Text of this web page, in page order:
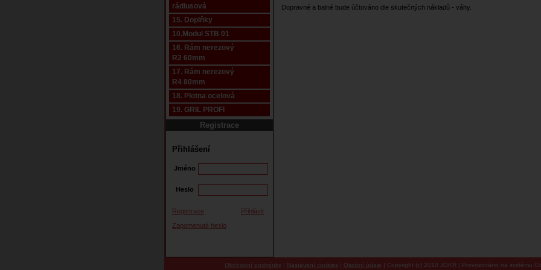
rádiusová
15. Doplňky
10.Modul STB 01
16. Rám nerezový
R2 60mm
17. Rám nerezový
R4 80mm
18. Plotna ocelová
19. GRIL PROFI
Registrace
Přihlášení
Jméno
Heslo
Registrace
Přihlásit
Zapomenuté heslo
Dopravné a balné bude účtováno dle skutečných nákladů - váhy.
Obchodní podmínky| Nastavení cookies | Osobní údaje | Copyright (c) 2010 JOKR | Provozováno na systému